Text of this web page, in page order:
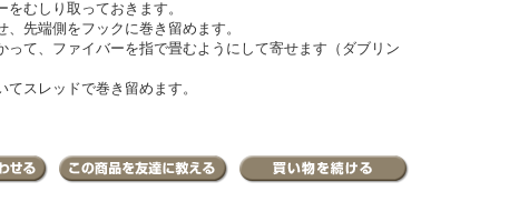
をむしり取っておきます。
、先端側をフックに巻き留めます。
って、ファイバーを指で畳むようにして寄せます（ダブリン
てスレッドで巻き留めます。